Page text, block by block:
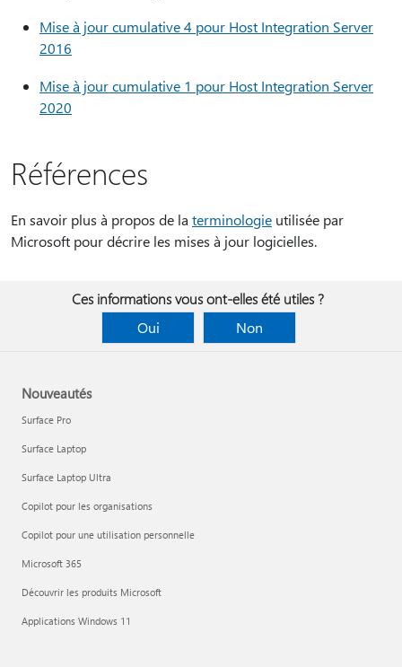
Mise à jour cumulative 4 pour Host Integration Server
2016
Mise à jour cumulative 1 pour Host Integration Server
2020
Références
En savoir plus à propos de la terminologie utilisée par
Microsoft pour décrire les mises à jour logicielles.
Ces informations vous ont-elles été utiles ?
Oui
Non
Nouveautés
Surface Pro
Surface Laptop
Surface Laptop Ultra
Copilot pour les organisations
Copilot pour une utilisation personnelle
Microsoft 365
Découvrir les produits Microsoft
Applications Windows 11